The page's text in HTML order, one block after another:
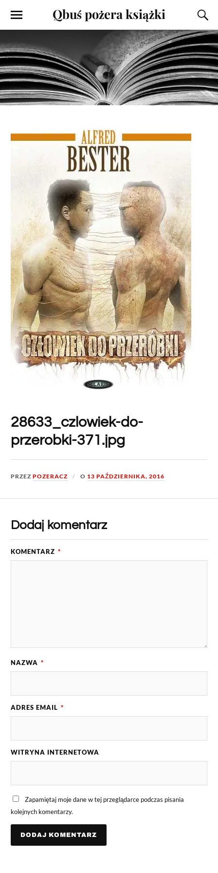
Qbuś pożera książki
28633_czlowiek-do-
przerobki-371.jpg
PRZEZPOZERACZ O 13 PAŹDZIERNIKA, 2016
Dodaj komentarz
KOMENTARZ *
NAZWA *
ADRES EMAIL *
WITRYNA INTERNETOWA
Zapamiętaj moje dane w tej przeglądarce podczas pisania
kolejnych komentarzy.